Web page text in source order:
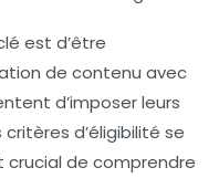
est d’être
de contenu avec
d’imposer leurs
critères d’éligibilité se
crucial de comprendre